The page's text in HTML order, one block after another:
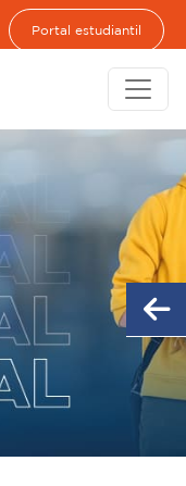
Portal estudiantil